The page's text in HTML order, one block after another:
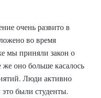
очень развито в
во время
мы приняли закон о
оно больше касалось
Люди активно
были студенты.